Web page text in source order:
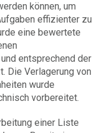
können, um
effizienter zu
eine bewertete
entsprechend der
Die Verlagerung von
wurde
vorbereitet.
einer Liste